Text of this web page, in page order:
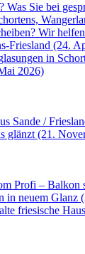
Was Sie bei
Wir
Friesland (24.
in
2026)
Sande /
glänzt (21.
Profi – Balkon
in neuem Glanz
friesische